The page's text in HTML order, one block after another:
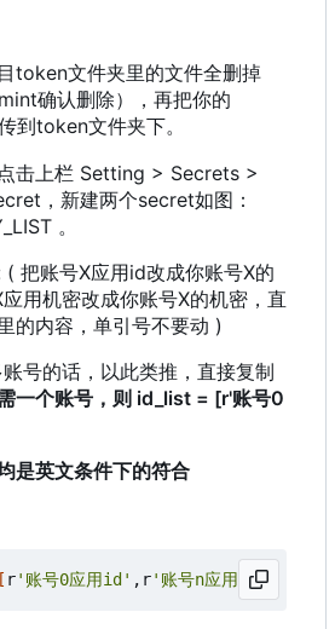
token文件夹里的文件全删掉
确认删除），再把你的
到token文件夹下。
击上栏 Setting > Secrets >
，新建两个secret如图：
。
( 把账号X应用id改成你账号X的
用机密改成你账号X的机密，直
的内容，单引号不要动 )
号的话，以此类推，直接复制
一个账号，则 id_list = [r'账号0
是英文条件下的符合
[ r'账号0应用id' ,r'账号n应用id']